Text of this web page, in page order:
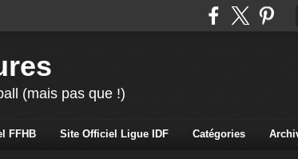
(mais pas que !)
FFHB Site Officiel Ligue IDF Catégories